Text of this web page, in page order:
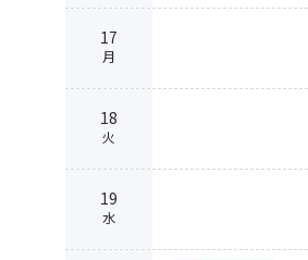
17
月
18
火
19
水